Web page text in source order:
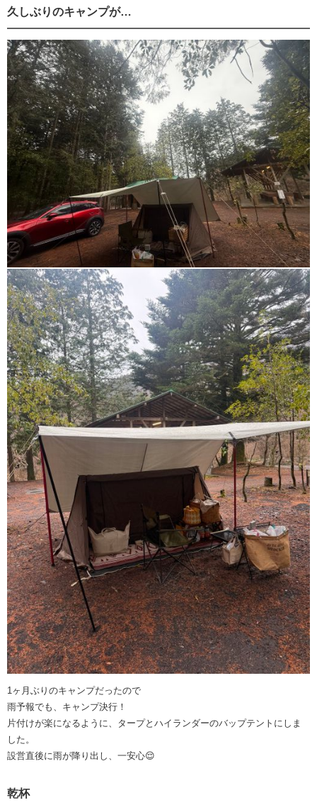
久しぶりのキャンプが…
1ヶ月ぶりのキャンプだったので
雨予報でも、キャンプ決行！
片付けが楽になるように、タープとハイランダーのバップテントにしま
した。
設営直後に雨が降り出し、一安心😌
乾杯